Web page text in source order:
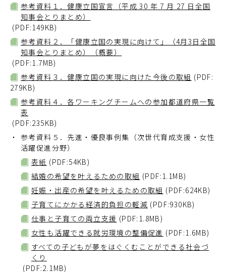
参考資料１．健康立国宣言（平成 30 年 7 月 27 日全国
知事会とりまとめ）
(PDF:149KB)
参考資料２．「健康立国の実現に向けて」（4月3日全国
知事会とりまとめ）（概要）
(PDF:1.7MB)
参考資料３．健康立国の実現に向けた今後の取組 (PDF:
279KB)
参考資料４．各ワーキングチームへの参加都道府県一覧
表
(PDF:235KB)
参考資料５．先進・優良事例集（次世代育成支援・女性
活躍促進分野）
表紙 (PDF:54KB)
結婚の希望を叶えるための取組 (PDF:1.1MB)
妊娠・出産の希望を叶えるための取組 (PDF:624KB)
子育てにかかる経済的負担の軽減 (PDF:930KB)
仕事と子育ての両立支援 (PDF:1.8MB)
女性も活躍できる就労環境の整備促進 (PDF:1.6MB)
すべての子どもが夢をはぐくむことができる社会づ
くり
(PDF:2.1MB)